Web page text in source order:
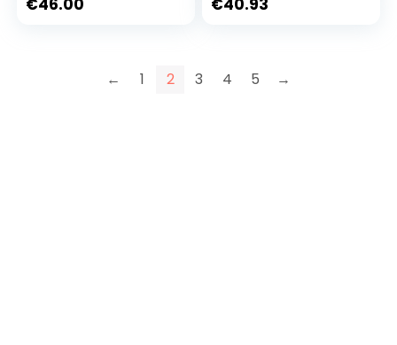
€46.00 €40.93
← 1 2 3 4 5 →